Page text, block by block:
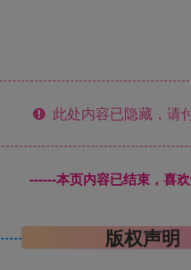
此处内容已隐藏，请
------本页内容已结束，喜
版权声明